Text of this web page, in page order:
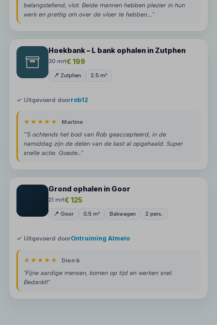
belangstellend, vlot. Beide mannen hebben plezier in hun
werk en prettig om over de vloer te hebben.…"
Hoekbank – L bank ophalen in Zutphen
30 mrt€ 199
📍 Zutphen 2.5 m³
✓ Uitgevoerd doorrob12
★★★★★ Martine
"‘S ochtends het bod van Rob geaccepteerd, in de
namiddag zijn de delen van de kast al opgehaald. Super
snelle actie. Goede…"
Grond ophalen in Goor
21 mrt€ 125
📍 Goor 0.5 m³ Bakwagen 2 pers.
✓ Uitgevoerd doorOntruiming Almelo
★★★★★ Dion b
"Fijne aardige mensen, komen op tijd en werken snel.
Bedankt!"